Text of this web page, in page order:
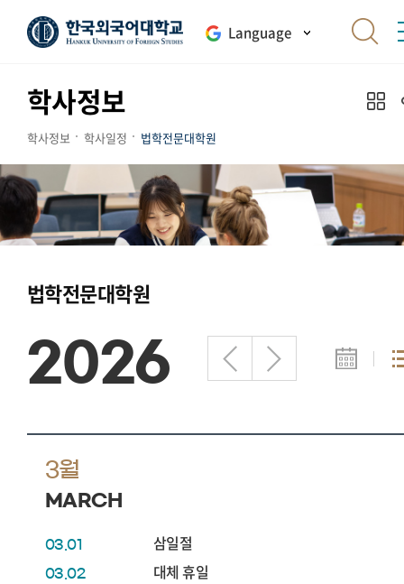
Language
학사정보
학사정보 학사일정 법학전문대학원
법학전문대학원
2026
3월
MARCH
03.01 삼일절
03.02 대체 휴일